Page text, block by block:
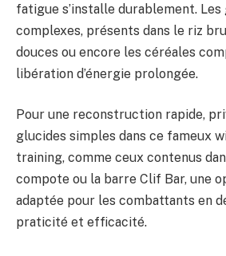
fatigue s’installe durablement. Les
complexes, présents dans le riz
douces ou encore les céréales
libération d’énergie prolongée.
Pour une reconstruction rapide,
glucides simples dans ce fameux
training, comme ceux contenus
compote ou la barre Clif Bar, une
adaptée pour les combattants en
praticité et efficacité.